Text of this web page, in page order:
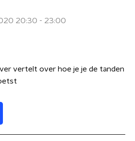
20:30 - 23:00
vertelt over hoe je je de tanden